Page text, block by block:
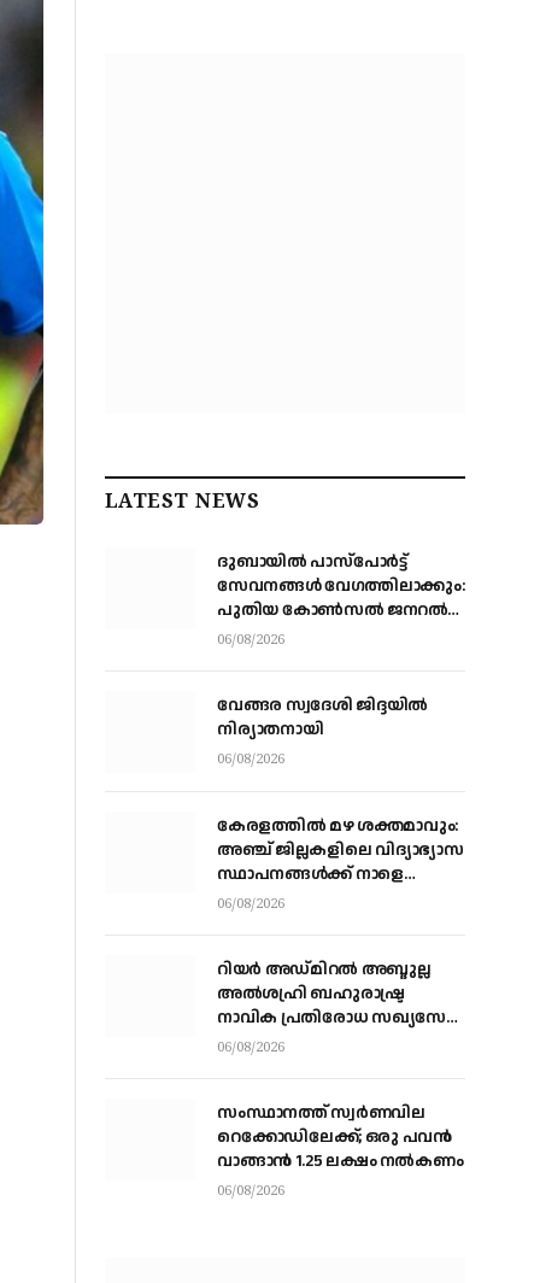
LATEST NEWS
ദുബായിൽ പാസ്‌പോർട്ട്
സേവനങ്ങൾ വേഗത്തിലാക്കും:
പുതിയ കോൺസൽ ജനറൽ
ഡോ. ഇ. വിഷ്ണുവർധൻ
06/08/2026
വേങ്ങര സ്വദേശി ജിദ്ദയിൽ
നിര്യാതനായി
06/08/2026
കേരളത്തില്‍ മഴ ശക്തമാവും:
അഞ്ച് ജില്ലകളിലെ വിദ്യാഭ്യാസ
സ്ഥാപനങ്ങള്‍ക്ക് നാളെ
അവധി
06/08/2026
റിയര്‍ അഡ്മിറല്‍ അബ്ദുല്ല
അല്‍ശഹ്രി ബഹുരാഷ്ട്ര
നാവിക പ്രതിരോധ സഖ്യസേന
കമാന്‍ഡര്‍
06/08/2026
സംസ്ഥാനത്ത് സ്വര്‍ണവില
റെക്കോഡിലേക്ക്; ഒരു പവന്‍
വാങ്ങാന്‍ 1.25 ലക്ഷം നല്‍കണം
06/08/2026